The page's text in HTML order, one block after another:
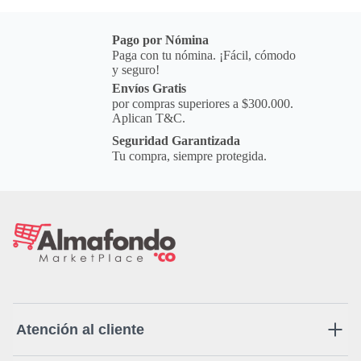
Pago por Nómina
Paga con tu nómina. ¡Fácil, cómodo
y seguro!
Envíos Gratis
por compras superiores a $300.000.
Aplican T&C.
Seguridad Garantizada
Tu compra, siempre protegida.
Atención al cliente